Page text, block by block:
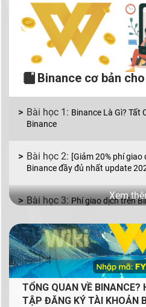
Binance cơ bản
Binance Là Gì? Tất
Binance
[Giảm 20% phí
Binance đầy đủ nhất update
Phí giao dịch trên
Binance P2P là gì?
với Binance P2P
Mua bán coin trên
Limit và lệnh Market
Xem
TỔNG QUAN VỀ BINANCE?
TẬP ĐĂNG KÝ TÀI KHOẢN